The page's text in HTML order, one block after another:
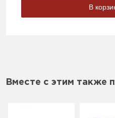
В
Вместе с этим также